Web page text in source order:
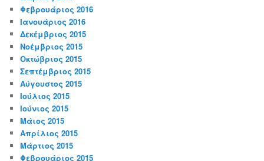
Φεβρουάριος 2016
Ιανουάριος 2016
Δεκέμβριος 2015
Νοέμβριος 2015
Οκτώβριος 2015
Σεπτέμβριος 2015
Αύγουστος 2015
Ιούλιος 2015
Ιούνιος 2015
Μάιος 2015
Απρίλιος 2015
Μάρτιος 2015
Φεβρουάριος 2015